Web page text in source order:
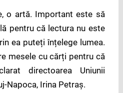
o artă. Important este să
pentru că lectura nu este
ea puteți înțelege lumea.
mesele cu cărți pentru că
directoarea Uniunii
Napoca, Irina Petraș.